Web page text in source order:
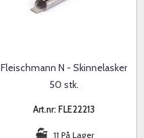
Fleischmann N - Skinnelasker
50 stk.
Art.nr: FLE22213
11 På Lager